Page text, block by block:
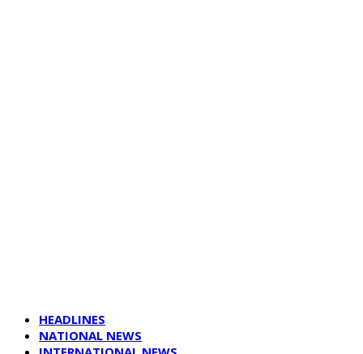
HEADLINES
NATIONAL NEWS